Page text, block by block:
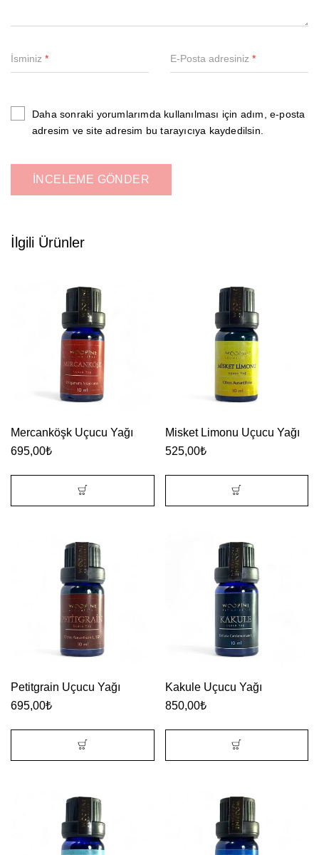
İsminiz * E-Posta adresiniz *
Daha sonraki yorumlarımda kullanılması için adım, e-posta
adresim ve site adresim bu tarayıcıya kaydedilsin.
İlgili Ürünler
Mercanköşk Uçucu Yağı
695,00₺
Misket Limonu Uçucu Yağı
525,00₺
Petitgrain Uçucu Yağı
695,00₺
Kakule Uçucu Yağı
850,00₺